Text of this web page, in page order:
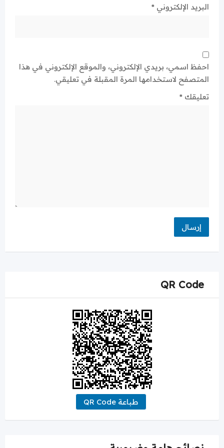
البريد الإلكتروني *
احفظ اسمي، بريدي الإلكتروني، والموقع الإلكتروني في هذا
المتصفح لاستخدامها المرة المقبلة في تعليقي.
تعليقك *
QR Code
طباعة QR Code